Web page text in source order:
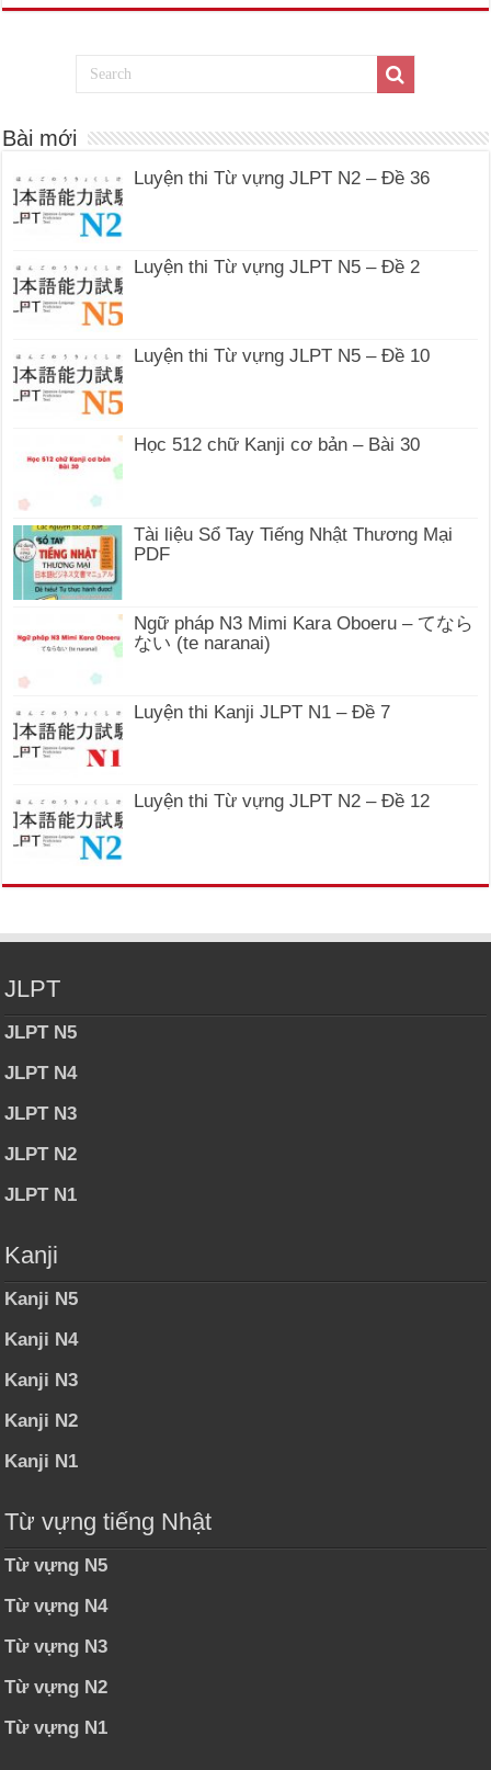
Bài mới
Luyện thi Từ vựng JLPT N2 – Đề 36
Luyện thi Từ vựng JLPT N5 – Đề 2
Luyện thi Từ vựng JLPT N5 – Đề 10
Học 512 chữ Kanji cơ bản – Bài 30
Tài liệu Sổ Tay Tiếng Nhật Thương Mại
PDF
Ngữ pháp N3 Mimi Kara Oboeru – てなら
ない (te naranai)
Luyện thi Kanji JLPT N1 – Đề 7
Luyện thi Từ vựng JLPT N2 – Đề 12
JLPT
JLPT N5
JLPT N4
JLPT N3
JLPT N2
JLPT N1
Kanji
Kanji N5
Kanji N4
Kanji N3
Kanji N2
Kanji N1
Từ vựng tiếng Nhật
Từ vựng N5
Từ vựng N4
Từ vựng N3
Từ vựng N2
Từ vựng N1